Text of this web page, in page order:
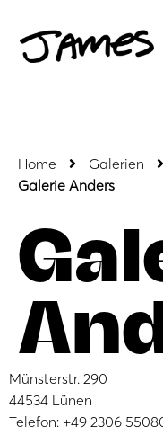
Home Galerien
Galerie Anders
Münsterstr. 290
44534 Lünen
Telefon: +49 2306